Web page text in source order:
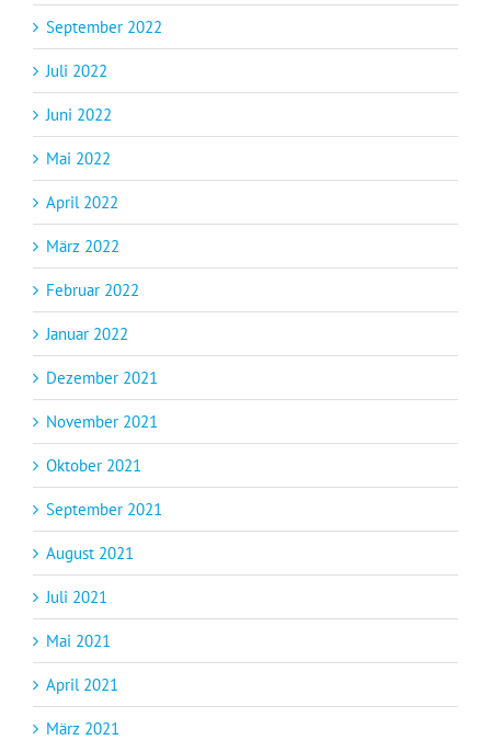
September 2022
Juli 2022
Juni 2022
Mai 2022
April 2022
März 2022
Februar 2022
Januar 2022
Dezember 2021
November 2021
Oktober 2021
September 2021
August 2021
Juli 2021
Mai 2021
April 2021
März 2021